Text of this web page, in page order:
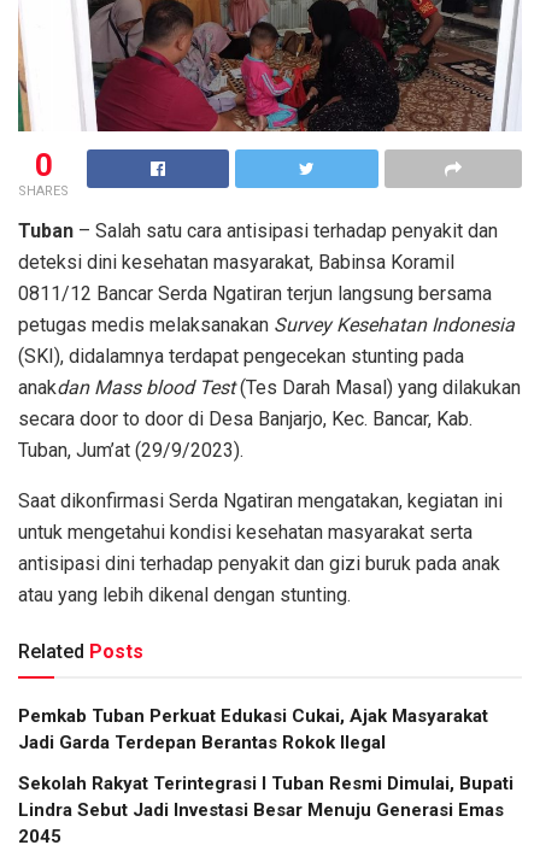
0
SHARES
Tuban – Salah satu cara antisipasi terhadap penyakit dan
deteksi dini kesehatan masyarakat, Babinsa Koramil
0811/12 Bancar Serda Ngatiran terjun langsung bersama
petugas medis melaksanakan Survey Kesehatan Indonesia
(SKI), didalamnya terdapat pengecekan stunting pada
anakdan Mass blood Test(Tes Darah Masal) yang dilakukan
secara door to door di Desa Banjarjo, Kec. Bancar, Kab.
Tuban, Jum’at (29/9/2023).
Saat dikonfirmasi Serda Ngatiran mengatakan, kegiatan ini
untuk mengetahui kondisi kesehatan masyarakat serta
antisipasi dini terhadap penyakit dan gizi buruk pada anak
atau yang lebih dikenal dengan stunting.
Related Posts
Pemkab Tuban Perkuat Edukasi Cukai, Ajak Masyarakat
Jadi Garda Terdepan Berantas Rokok Ilegal
Sekolah Rakyat Terintegrasi I Tuban Resmi Dimulai, Bupati
Lindra Sebut Jadi Investasi Besar Menuju Generasi Emas
2045